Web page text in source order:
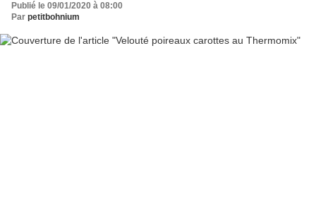
Publié le 09/01/2020 à 08:00
Par petitbohnium